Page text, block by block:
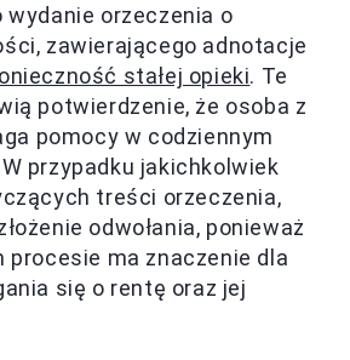
wydanie orzeczenia o
zawierającego adnotacje
stałej opieki. Te
potwierdzenie, że osoba z
pomocy w codziennym
przypadku jakichkolwiek
treści orzeczenia,
odwołania, ponieważ
procesie ma znaczenie dla
się o rentę oraz jej